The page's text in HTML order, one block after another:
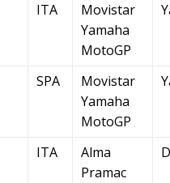
ITA
Movistar
Yamaha
MotoGP
SPA
Movistar
Yamaha
MotoGP
ITA
Alma
Pramac